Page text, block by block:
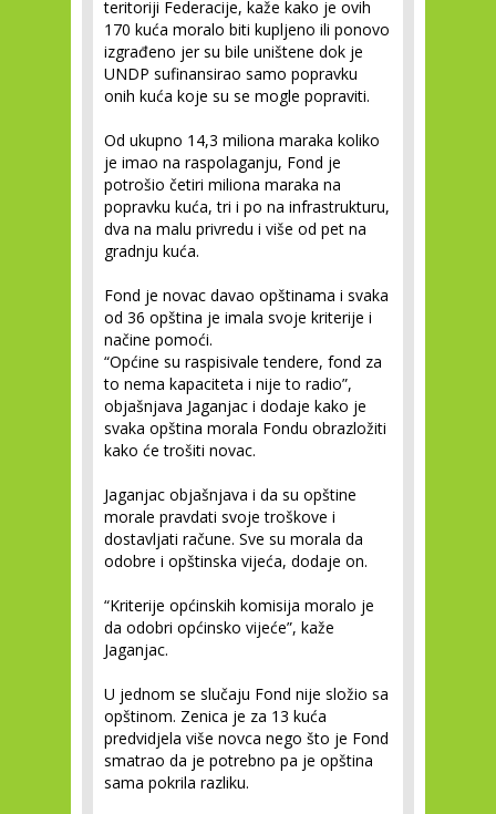
teritoriji Federacije, kaže kako je ovih
170 kuća moralo biti kupljeno ili ponovo
izgrađeno jer su bile uništene dok je
UNDP sufinansirao samo popravku
onih kuća koje su se mogle popraviti.
Od ukupno 14,3 miliona maraka koliko
je imao na raspolaganju, Fond je
potrošio četiri miliona maraka na
popravku kuća, tri i po na infrastrukturu,
dva na malu privredu i više od pet na
gradnju kuća.
Fond je novac davao opštinama i svaka
od 36 opština je imala svoje kriterije i
načine pomoći.
“Općine su raspisivale tendere, fond za
to nema kapaciteta i nije to radio”,
objašnjava Jaganjac i dodaje kako je
svaka opština morala Fondu obrazložiti
kako će trošiti novac.
Jaganjac objašnjava i da su opštine
morale pravdati svoje troškove i
dostavljati račune. Sve su morala da
odobre i opštinska vijeća, dodaje on.
“Kriterije općinskih komisija moralo je
da odobri općinsko vijeće”, kaže
Jaganjac.
U jednom se slučaju Fond nije složio sa
opštinom. Zenica je za 13 kuća
predvidjela više novca nego što je Fond
smatrao da je potrebno pa je opština
sama pokrila razliku.